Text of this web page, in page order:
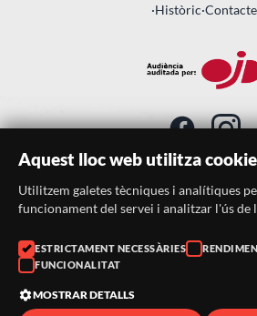
·Històric·Contacte
SUBSCRIU-TE AL
Telèfon:
Correu:
Aquest lloc web utilitza
Utilitzem galetes tècniques i analítiques
funcionament del servei i analitzar l'ús de
ESTRICTAMENT NECESSÀRIES
FUNCIONALITAT
MOSTRAR DETALLS